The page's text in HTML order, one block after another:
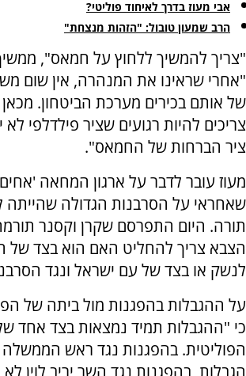
אבי מעוז בדרך לאיחוד פוליטי?
הרב שמעון טובול: "הזהות מנצחת"
"צריך להמשיך ללחוץ על חמאס", ממשיך
"אחרי שראינו את המנהרה, אין שום
של אותם בכירים מערכת הביטחון.
צריכים להיות רגועים שציר פילדלפי לא
ציר הברחות של החמאס".
מעוז עובר לדבר על ארגון המחאה
שאחראי על הסרבנות הגדולה
תורה. היום התפרסם שקרן וקסנר
הצבא צריך להחליט האם הוא בצד של
לנשק או בצד של עם ישראל ונגד
על ההגבלות בהפגנות מול ביתה של
כי "ההגבלות תמיד נמצאות בצד אחד
הפוליטית. בהפגנות נגד ראש הממשלה
הגבלות, בהפגנות נגד השר יריב לוין